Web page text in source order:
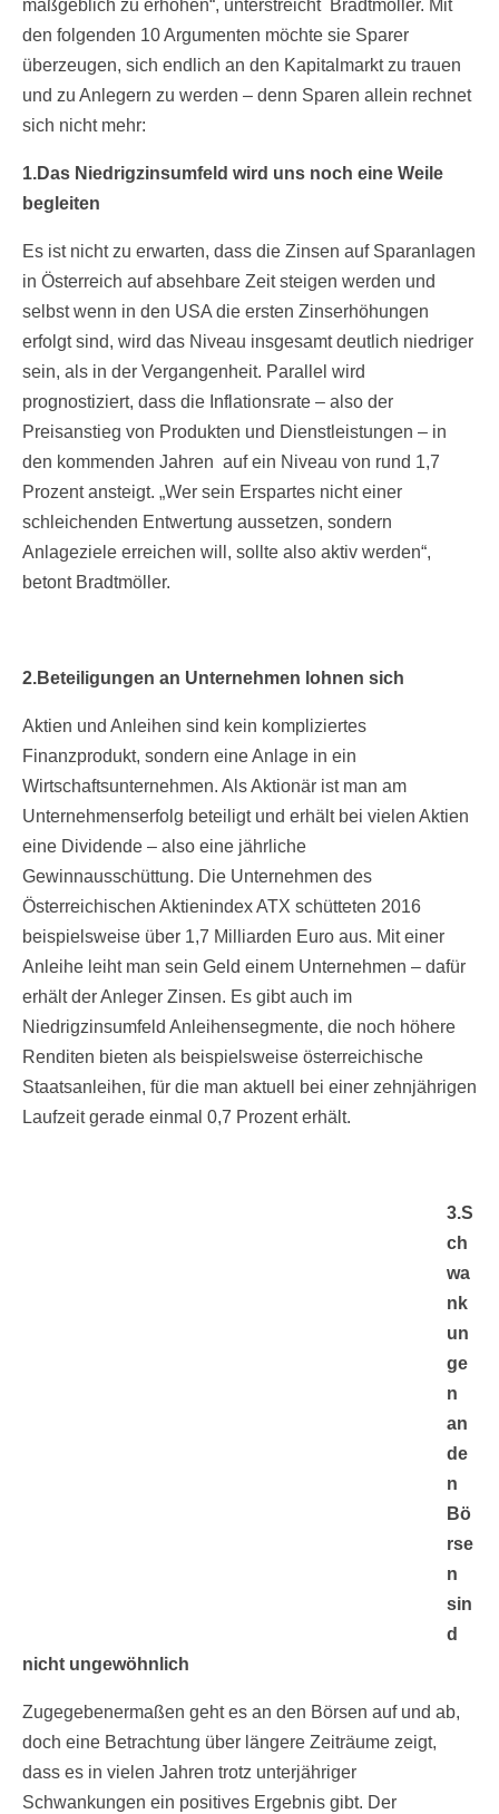
maßgeblich zu erhöhen“, unterstreicht Bradtmöller. Mit
den folgenden 10 Argumenten möchte sie Sparer
überzeugen, sich endlich an den Kapitalmarkt zu trauen
und zu Anlegern zu werden – denn Sparen allein rechnet
sich nicht mehr:
1.Das Niedrigzinsumfeld wird uns noch eine Weile
begleiten
Es ist nicht zu erwarten, dass die Zinsen auf Sparanlagen
in Österreich auf absehbare Zeit steigen werden und
selbst wenn in den USA die ersten Zinserhöhungen
erfolgt sind, wird das Niveau insgesamt deutlich niedriger
sein, als in der Vergangenheit. Parallel wird
prognostiziert, dass die Inflationsrate – also der
Preisanstieg von Produkten und Dienstleistungen – in
den kommenden Jahren auf ein Niveau von rund 1,7
Prozent ansteigt. „Wer sein Erspartes nicht einer
schleichenden Entwertung aussetzen, sondern
Anlageziele erreichen will, sollte also aktiv werden“,
betont Bradtmöller.
2.Beteiligungen an Unternehmen lohnen sich
Aktien und Anleihen sind kein kompliziertes
Finanzprodukt, sondern eine Anlage in ein
Wirtschaftsunternehmen. Als Aktionär ist man am
Unternehmenserfolg beteiligt und erhält bei vielen Aktien
eine Dividende – also eine jährliche
Gewinnausschüttung. Die Unternehmen des
Österreichischen Aktienindex ATX schütteten 2016
beispielsweise über 1,7 Milliarden Euro aus. Mit einer
Anleihe leiht man sein Geld einem Unternehmen – dafür
erhält der Anleger Zinsen. Es gibt auch im
Niedrigzinsumfeld Anleihensegmente, die noch höhere
Renditen bieten als beispielsweise österreichische
Staatsanleihen, für die man aktuell bei einer zehnjährigen
Laufzeit gerade einmal 0,7 Prozent erhält.
3.S
ch
wa
nk
un
ge
n
an
de
n
Bö
rse
n
sin
d
nicht ungewöhnlich
Zugegebenermaßen geht es an den Börsen auf und ab,
doch eine Betrachtung über längere Zeiträume zeigt,
dass es in vielen Jahren trotz unterjähriger
Schwankungen ein positives Ergebnis gibt. Der